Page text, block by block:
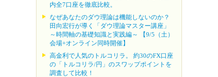
内全7口座を徹底比較。
なぜあなたのダウ理論は機能しないのか？
田向宏行が導く「ダウ理論マスター講座」
～時間軸の基礎知識と実践編～ 【9/5（土）
会場+オンライン同時開催】
高金利で人気のトルコリラ。 約30のFX口座
の「トルコリラ/円」のスワップポイントを
調査して比較！